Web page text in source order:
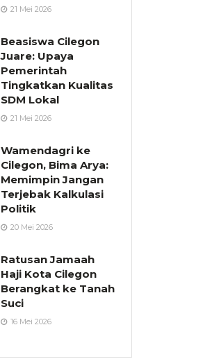
21 Mei 2026
Beasiswa Cilegon
Juare: Upaya
Pemerintah
Tingkatkan Kualitas
SDM Lokal
21 Mei 2026
Wamendagri ke
Cilegon, Bima Arya:
Memimpin Jangan
Terjebak Kalkulasi
Politik
20 Mei 2026
Ratusan Jamaah
Haji Kota Cilegon
Berangkat ke Tanah
Suci
16 Mei 2026